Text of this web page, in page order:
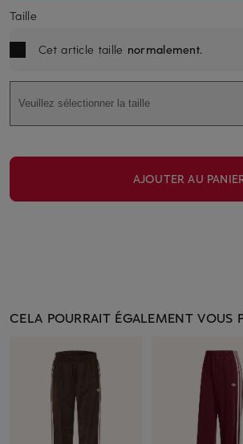
Taille
Cet article taille normalement.
Veuillez sélectionner la taille
AJOUTER AU
CELA POURRAIT ÉGALEMENT VOUS